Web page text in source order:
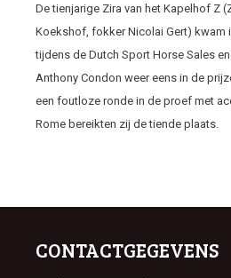
De tienjarige Zira van het Kapelhof Z
Koekshof, fokker Nicolai Gert) kwam
tijdens de Dutch Sport Horse Sales
Anthony Condon weer eens in de
een foutloze ronde in de proef met
Rome bereikten zij de tiende plaats.
CONTACTGEGEVENS